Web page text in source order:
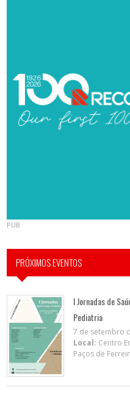
PUB
PRÓXIMOS EVENTOS
I Jornadas de
Pediatria
7 de setembro
Local: Centro
Paços de